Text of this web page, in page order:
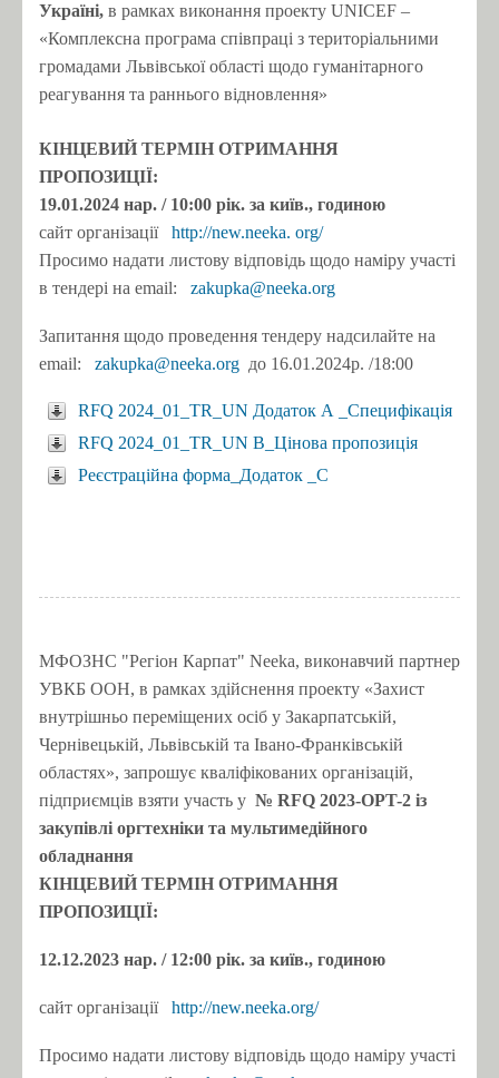
Україні, в рамках виконання проекту UNICEF –
«Комплексна програма співпраці з територіальними
громадами Львівської області щодо гуманітарного
реагування та раннього відновлення»
КІНЦЕВИЙ ТЕРМІН ОТРИМАННЯ
ПРОПОЗИЦІЇ:
19.01.2024 нар. / 10:00 рік. за київ., годиною
сайт організації http://new.neeka. org/
Просимо надати листову відповідь щодо наміру участі
в тендері на email: zakupka@neeka.org
Запитання щодо проведення тендеру надсилайте на
email: zakupka@neeka.org до 16.01.2024р. /18:00
RFQ 2024_01_ТR_UN Додаток А _Специфікація
RFQ 2024_01_TR_UN В_Цінова пропозиція
Реєстраційна форма_Додаток _C
МФОЗНС "Регіон Карпат" Neeka, виконавчий партнер
УВКБ ООН, в рамках здійснення проекту «Захист
внутрішньо переміщених осіб у Закарпатській,
Чернівецькій, Львівській та Івано-Франківській
областях», запрошує кваліфікованих організацій,
підприємців взяти участь у № RFQ 2023-OPT-2 із
закупівлі оргтехніки та мультимедійного
обладнання
КІНЦЕВИЙ ТЕРМІН ОТРИМАННЯ
ПРОПОЗИЦІЇ:
12.12.2023 нар. / 12:00 рік. за київ., годиною
сайт організації http://new.neeka.org/
Просимо надати листову відповідь щодо наміру участі